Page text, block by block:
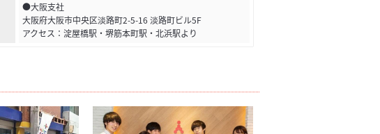
●大阪支社
大阪府大阪市中央区淡路町2-5-16 淡路町ビル5F
アクセス：淀屋橋駅・堺筋本町駅・北浜駅より